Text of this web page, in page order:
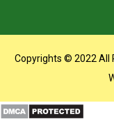
Copyrights © 2022 All